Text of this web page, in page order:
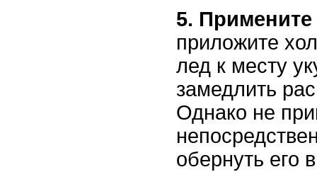
5.
приложите
лед к месту
замедлить
Однако не
обернуть его